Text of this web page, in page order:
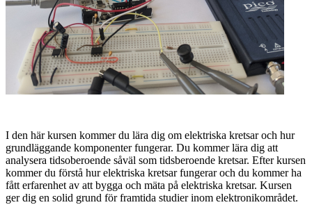
I den här kursen kommer du lära dig om elektriska kretsar och hur
grundläggande komponenter fungerar. Du kommer lära dig att
analysera tidsoberoende såväl som tidsberoende kretsar. Efter kursen
kommer du förstå hur elektriska kretsar fungerar och du kommer ha
fått erfarenhet av att bygga och mäta på elektriska kretsar. Kursen
ger dig en solid grund för framtida studier inom elektronikområdet.